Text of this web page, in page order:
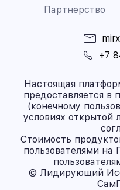
Партнерство
+7
Настоящая
предоставляется в
(конечному
условиях открытой
Стоимость
пользователями на
© Лидирующий